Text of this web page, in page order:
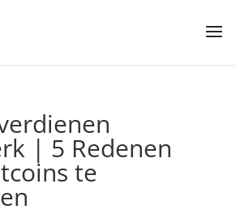
| 5 Redenen
te